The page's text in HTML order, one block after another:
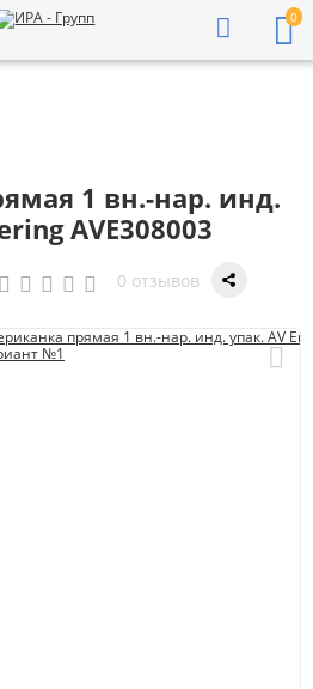
0
1 вн.-нар. инд.
AVE308003
0 отзывов